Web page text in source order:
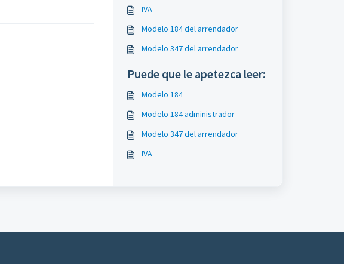
IVA
Modelo 184 del arrendador
Modelo 347 del arrendador
Puede que le apetezca leer:
Modelo 184
Modelo 184 administrador
Modelo 347 del arrendador
IVA